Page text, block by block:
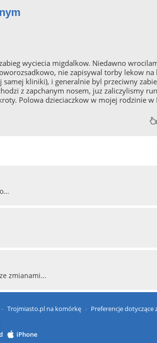
wyciecia migdalkow. Niedawno
nie zapisywal torby lekow na
kliniki), i generalnie byl przeciwny
z zapchanym nosem, juz zaliczylismy
Polowa dzieciaczkow w mojej rodzinie w
zmianami...
Trojmiasto.pl na komórkę
Preferencje dotyczące
iPhone